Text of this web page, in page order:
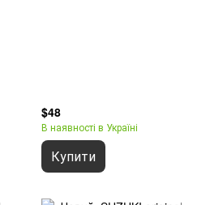
$48
В наявності в Україні
Купити